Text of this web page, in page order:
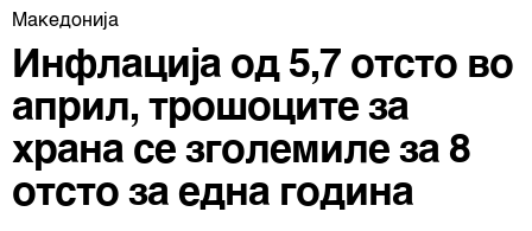
Македонија
Инфлација од 5,7 отсто во
април, трошоците за
храна се зголемиле за 8
отсто за една година